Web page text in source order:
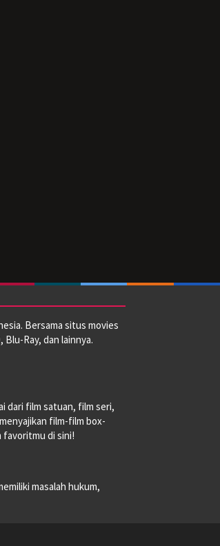
Bersama situs movies
Ray, dan lainnya.
dari film satuan, film seri,
film-film box-
favoritmu di sini!
masalah hukum,